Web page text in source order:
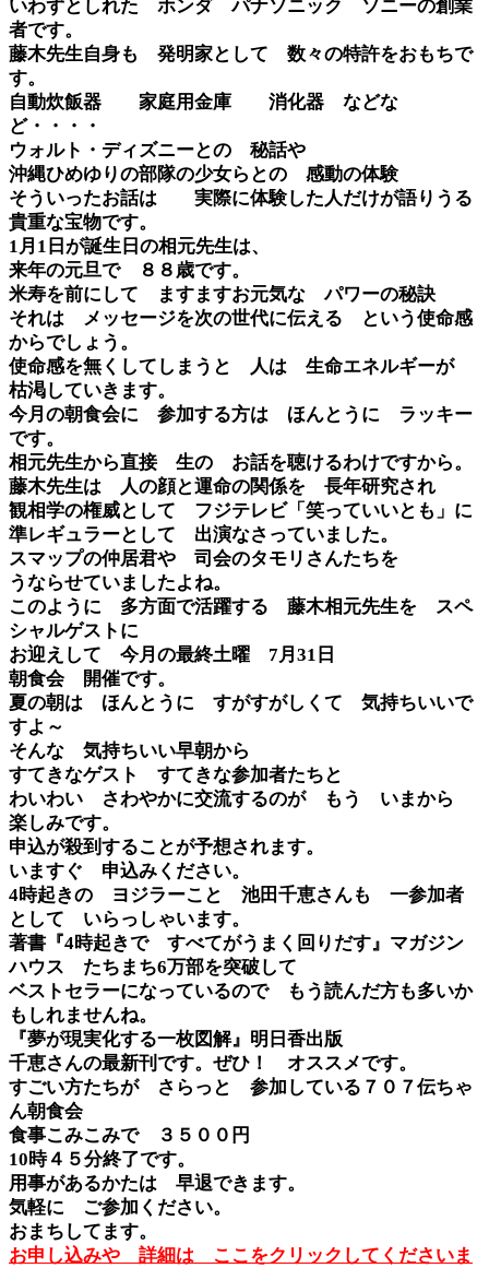
いわずとしれた ホンダ パナソニック ソニーの創業
者です。
藤木先生自身も 発明家として 数々の特許をおもちで
す。
自動炊飯器 家庭用金庫 消化器 などな
ど・・・・
ウォルト・ディズニーとの 秘話や
沖縄ひめゆりの部隊の少女らとの 感動の体験
そういったお話は 実際に体験した人だけが語りうる
貴重な宝物です。
1月1日が誕生日の相元先生は、
来年の元旦で ８８歳です。
米寿を前にして ますますお元気な パワーの秘訣
それは メッセージを次の世代に伝える という使命感
からでしょう。
使命感を無くしてしまうと 人は 生命エネルギーが
枯渇していきます。
今月の朝食会に 参加する方は ほんとうに ラッキー
です。
相元先生から直接 生の お話を聴けるわけですから。
藤木先生は 人の顔と運命の関係を 長年研究され
観相学の権威として フジテレビ「笑っていいとも」に
準レギュラーとして 出演なさっていました。
スマップの仲居君や 司会のタモリさんたちを
うならせていましたよね。
このように 多方面で活躍する 藤木相元先生を スペ
シャルゲストに
お迎えして 今月の最終土曜 7月31日
朝食会 開催です。
夏の朝は ほんとうに すがすがしくて 気持ちいいで
すよ～
そんな 気持ちいい早朝から
すてきなゲスト すてきな参加者たちと
わいわい さわやかに交流するのが もう いまから
楽しみです。
申込が殺到することが予想されます。
いますぐ 申込みください。
4時起きの ヨジラーこと 池田千恵さんも 一参加者
として いらっしゃいます。
著書『4時起きで すべてがうまく回りだす』マガジン
ハウス たちまち6万部を突破して
ベストセラーになっているので もう読んだ方も多いか
もしれませんね。
『夢が現実化する一枚図解』明日香出版
千恵さんの最新刊です。ぜひ！ オススメです。
すごい方たちが さらっと 参加している７０７伝ちゃ
ん朝食会
食事こみこみで ３５００円
10時４５分終了です。
用事があるかたは 早退できます。
気軽に ご参加ください。
おまちしてます。
お申し込みや 詳細は ここをクリックしてくださいま